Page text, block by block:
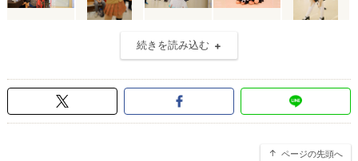
続きを読み込む
ページの先頭へ